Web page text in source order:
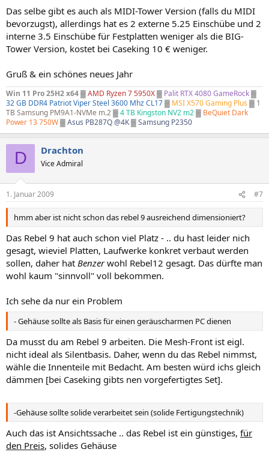
Das selbe gibt es auch als MIDI-Tower Version (falls du MIDI
bevorzugst), allerdings hat es 2 externe 5.25 Einschübe und 2
interne 3.5 Einschübe für Festplatten weniger als die BIG-
Tower Version, kostet bei Caseking 10 € weniger.
Gruß & ein schönes neues Jahr
Win 11 Pro 25H2 x64▓AMD Ryzen 7 5950X▓ Palit RTX 4080 GameRock▓
32 GB DDR4 Patriot Viper Steel 3600 Mhz CL17▓ MSI X570 Gaming Plus ▓ 1
TB Samsung PM9A1-NVMe m.2▓4 TB Kingston NV2 m2▓ BeQuiet Dark
Power 13 750W▓Asus PB287Q @4K▓Samsung P2350
D Drachton
Vice Admiral
1. Januar 2009 #7
hmm aber ist nicht schon das rebel 9 ausreichend dimensioniert?
Das Rebel 9 hat auch schon viel Platz - .. du hast leider nich
gesagt, wieviel Platten, Laufwerke konkret verbaut werden
sollen, daher hat Benzerwohl Rebel12 gesagt. Das dürfte man
wohl kaum "sinnvoll" voll bekommen.
Ich sehe da nur ein Problem
- Gehäuse sollte als Basis für einen geräuscharmen PC dienen
Da musst du am Rebel 9 arbeiten. Die Mesh-Front ist eigl.
nicht ideal als Silentbasis. Daher, wenn du das Rebel nimmst,
wähle die Innenteile mit Bedacht. Am besten würd ichs gleich
dämmen [bei Caseking gibts nen vorgefertigtes Set].
-Gehäuse sollte solide verarbeitet sein (solide Fertigungstechnik)
Auch das ist Ansichtssache .. das Rebel ist ein günstiges, für
den Preis, solides Gehäuse